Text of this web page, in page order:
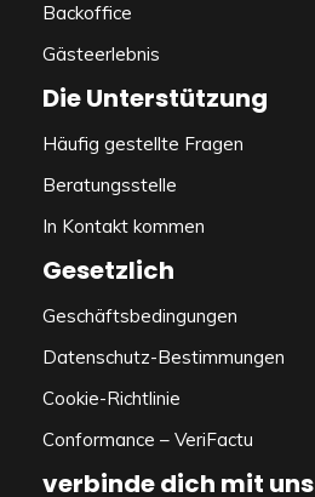
Backoffice
Gästeerlebnis
Die Unterstützung
Häufig gestellte Fragen
Beratungsstelle
In Kontakt kommen
Gesetzlich
Geschäftsbedingungen
Datenschutz-Bestimmungen
Cookie-Richtlinie
Conformance – VeriFactu
verbinde dich mit uns